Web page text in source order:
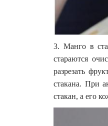
3. Манго в
стараются
разрезать
стакана. При
стакан, а его